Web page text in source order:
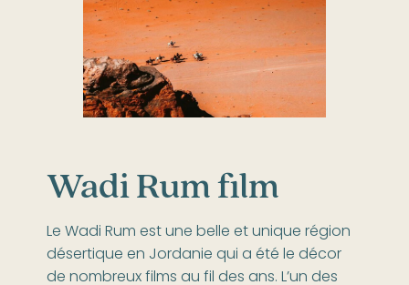
Wadi Rum film
Le Wadi Rum est une belle et unique région
désertique en Jordanie qui a été le décor
de nombreux films au fil des ans. L’un des